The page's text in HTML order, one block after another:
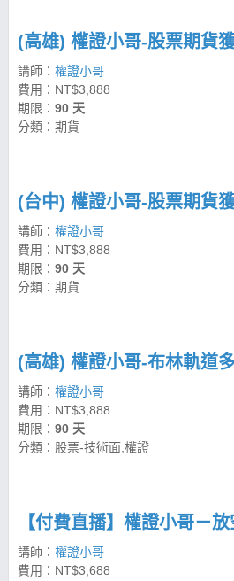
(高雄) 權證小哥-股票期貨
講師： 權證小哥
費用：NT$3,888
期限： 90 天
分類：期貨
(台中) 權證小哥-股票期貨
講師： 權證小哥
費用：NT$3,888
期限： 90 天
分類：期貨
(高雄) 權證小哥-布林軌道
講師： 權證小哥
費用：NT$3,888
期限： 90 天
分類：股票-技術面,權證
【付費直播】權證小哥－
講師： 權證小哥
費用：NT$3,688